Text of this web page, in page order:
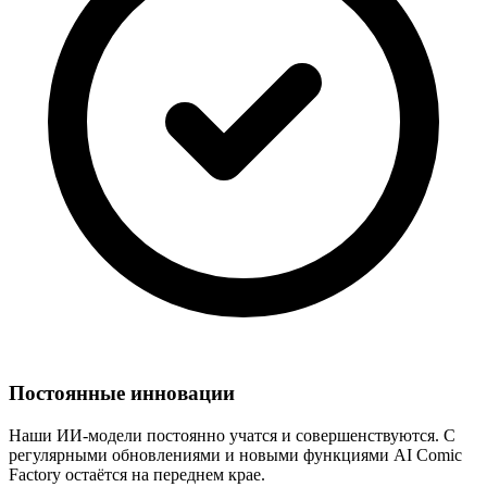
Постоянные инновации
Наши ИИ-модели постоянно учатся и совершенствуются. С
регулярными обновлениями и новыми функциями AI Comic
Factory остаётся на переднем крае.